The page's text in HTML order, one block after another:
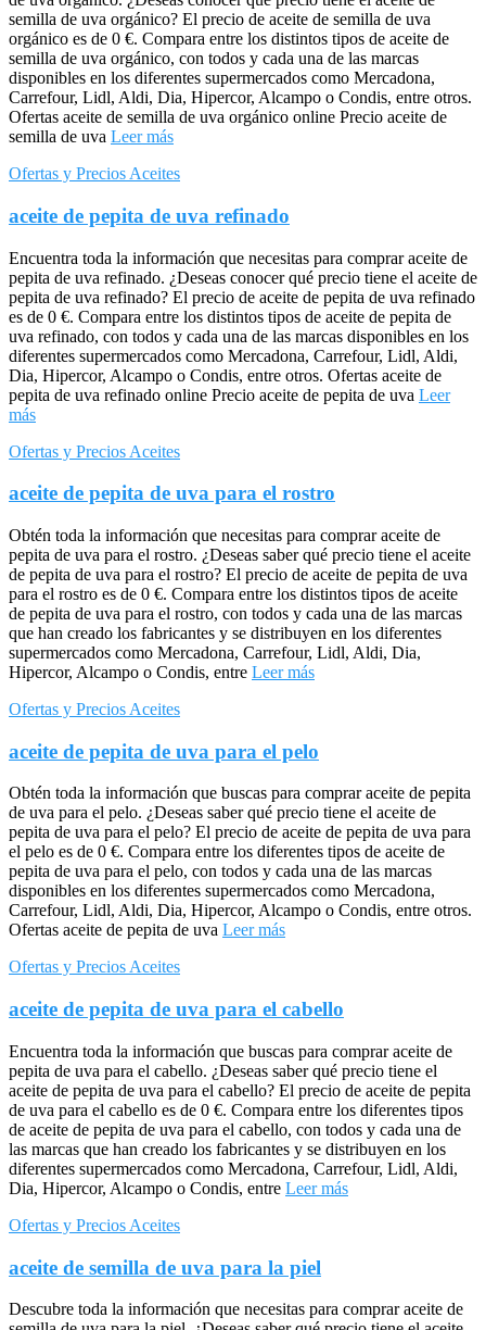
semilla de uva orgánico? El precio de aceite de semilla de uva
orgánico es de 0 €. Compara entre los distintos tipos de aceite de
semilla de uva orgánico, con todos y cada una de las marcas
disponibles en los diferentes supermercados como Mercadona,
Carrefour, Lidl, Aldi, Dia, Hipercor, Alcampo o Condis, entre otros.
Ofertas aceite de semilla de uva orgánico online Precio aceite de
semilla de uva Leer más
Ofertas y Precios Aceites
aceite de pepita de uva refinado
Encuentra toda la información que necesitas para comprar aceite de
pepita de uva refinado. ¿Deseas conocer qué precio tiene el aceite de
pepita de uva refinado? El precio de aceite de pepita de uva refinado
es de 0 €. Compara entre los distintos tipos de aceite de pepita de
uva refinado, con todos y cada una de las marcas disponibles en los
diferentes supermercados como Mercadona, Carrefour, Lidl, Aldi,
Dia, Hipercor, Alcampo o Condis, entre otros. Ofertas aceite de
pepita de uva refinado online Precio aceite de pepita de uva Leer
más
Ofertas y Precios Aceites
aceite de pepita de uva para el rostro
Obtén toda la información que necesitas para comprar aceite de
pepita de uva para el rostro. ¿Deseas saber qué precio tiene el aceite
de pepita de uva para el rostro? El precio de aceite de pepita de uva
para el rostro es de 0 €. Compara entre los distintos tipos de aceite
de pepita de uva para el rostro, con todos y cada una de las marcas
que han creado los fabricantes y se distribuyen en los diferentes
supermercados como Mercadona, Carrefour, Lidl, Aldi, Dia,
Hipercor, Alcampo o Condis, entre Leer más
Ofertas y Precios Aceites
aceite de pepita de uva para el pelo
Obtén toda la información que buscas para comprar aceite de pepita
de uva para el pelo. ¿Deseas saber qué precio tiene el aceite de
pepita de uva para el pelo? El precio de aceite de pepita de uva para
el pelo es de 0 €. Compara entre los diferentes tipos de aceite de
pepita de uva para el pelo, con todos y cada una de las marcas
disponibles en los diferentes supermercados como Mercadona,
Carrefour, Lidl, Aldi, Dia, Hipercor, Alcampo o Condis, entre otros.
Ofertas aceite de pepita de uva Leer más
Ofertas y Precios Aceites
aceite de pepita de uva para el cabello
Encuentra toda la información que buscas para comprar aceite de
pepita de uva para el cabello. ¿Deseas saber qué precio tiene el
aceite de pepita de uva para el cabello? El precio de aceite de pepita
de uva para el cabello es de 0 €. Compara entre los diferentes tipos
de aceite de pepita de uva para el cabello, con todos y cada una de
las marcas que han creado los fabricantes y se distribuyen en los
diferentes supermercados como Mercadona, Carrefour, Lidl, Aldi,
Dia, Hipercor, Alcampo o Condis, entre Leer más
Ofertas y Precios Aceites
aceite de semilla de uva para la piel
Descubre toda la información que necesitas para comprar aceite de